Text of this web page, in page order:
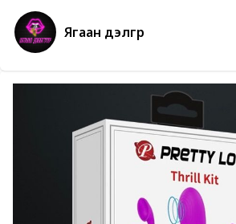
Ягаан дэлгүүр